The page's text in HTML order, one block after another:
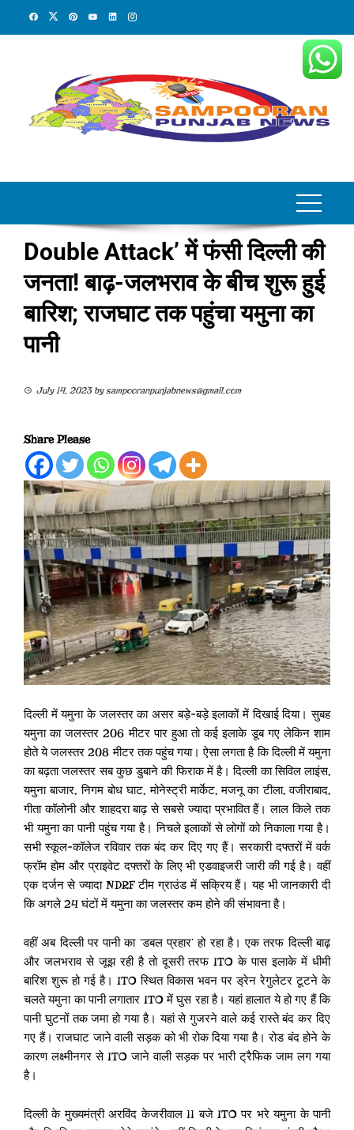
Double Attack’ में फंसी दिल्ली की
जनता! बाढ़-जलभराव के बीच शुरू हुई
बारिश; राजघाट तक पहुंचा यमुना का
पानी
July 14, 2023bysampooranpunjabnews@gmail.com
Share Please
दिल्ली में यमुना के जलस्तर का असर बड़े-बड़े इलाकों में दिखाई दिया। सुबह
यमुना का जलस्तर 206 मीटर पार हुआ तो कई इलाके डूब गए लेकिन शाम
होते ये जलस्तर 208 मीटर तक पहुंच गया। ऐसा लगता है कि दिल्ली में यमुना
का बढ़ता जलस्तर सब कुछ डुबाने की फिराक में है। दिल्ली का सिविल लाइंस,
यमुना बाजार, निगम बोध घाट, मोनेस्ट्री मार्केट, मजनू का टीला, वजीराबाद,
गीता कॉलोनी और शाहदरा बाढ़ से सबसे ज्यादा प्रभावित हैं। लाल किले तक
भी यमुना का पानी पहुंच गया है। निचले इलाकों से लोगों को निकाला गया है।
सभी स्कूल-कॉलेज रविवार तक बंद कर दिए गए हैं। सरकारी दफ्तरों में वर्क
फ्रॉम होम और प्राइवेट दफ्तरों के लिए भी एडवाइजरी जारी की गई है। वहीं
एक दर्जन से ज्यादा NDRF टीम ग्राउंड में सक्रिय हैं। यह भी जानकारी दी
कि अगले 24 घंटों में यमुना का जलस्तर कम होने की संभावना है।
वहीं अब दिल्ली पर पानी का ‘डबल प्रहार’ हो रहा है। एक तरफ दिल्ली बाढ़
और जलभराव से जूझ रही है तो दूसरी तरफ ITO के पास इलाके में धीमी
बारिश शुरू हो गई है। ITO स्थित विकास भवन पर ड्रेन रेगुलेटर टूटने के
चलते यमुना का पानी लगातार ITO में घुस रहा है। यहां हालात ये हो गए हैं कि
पानी घुटनों तक जमा हो गया है। यहां से गुजरने वाले कई रास्ते बंद कर दिए
गए हैं। राजघाट जाने वाली सड़क को भी रोक दिया गया है। रोड बंद होने के
कारण लक्ष्मीनगर से ITO जाने वाली सड़क पर भारी ट्रैफिक जाम लग गया
है।
दिल्ली के मुख्यमंत्री अरविंद केजरीवाल 11 बजे ITO पर भरे यमुना के पानी